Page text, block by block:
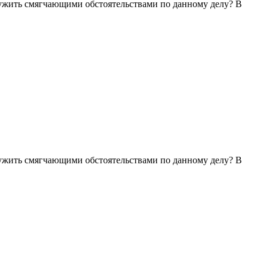
смягчающими обстоятельствами по данному делу? В
смягчающими обстоятельствами по данному делу? В